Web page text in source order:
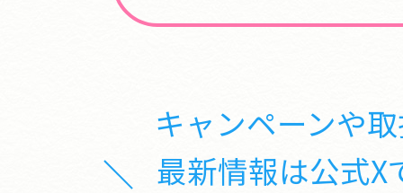
キャンペーンや
最新情報は公式X